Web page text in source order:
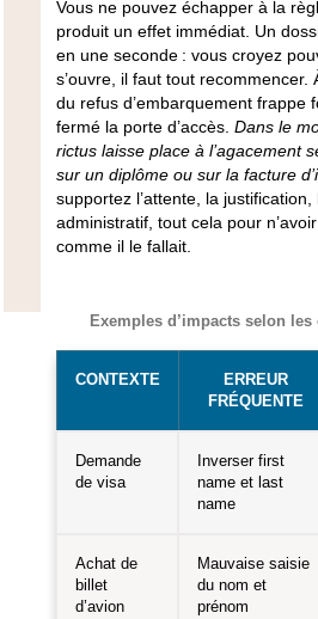
Vous ne pouvez échapper à la
produit un effet immédiat. Un
en une seconde : vous croyez
s’ouvre, il faut tout recommencer.
du refus d’embarquement frappe
fermé la porte d’accès. Dans le
rictus laisse place à l’agacement
sur un diplôme ou sur la facture
supportez l’attente, la justification,
administratif, tout cela pour
comme il le fallait.
Exemples d’impacts selon
CONTEXTE
ERREUR
FRÉQUENTE
Demande
de visa
Inverser first
name et last
name
Achat de
billet
d’avion
Mauvaise saisie
du nom et
prénom